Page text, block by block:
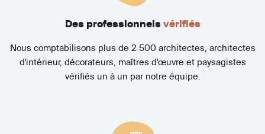
Des professionnels vérifiés
Nous comptabilisons plus de 2 500 architectes, architectes
d'intérieur, décorateurs, maîtres d'œuvre et paysagistes
vérifiés un à un par notre équipe.